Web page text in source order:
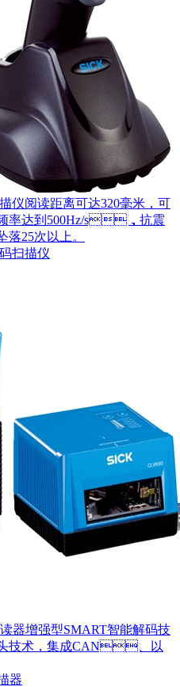
阅读距离可达320毫米，可
频率达到500Hz/s，抗震
25次以上。
扫描仪
器增强型SMART智能解码技
技术，集成CAN、以
器